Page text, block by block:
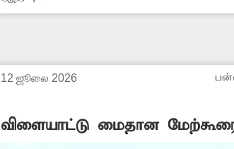
வருவாய் ஆய்வாளர் இருப்பிடம், அகரம்
12 ஜூலை 2026
விளையாட்டு மைதான